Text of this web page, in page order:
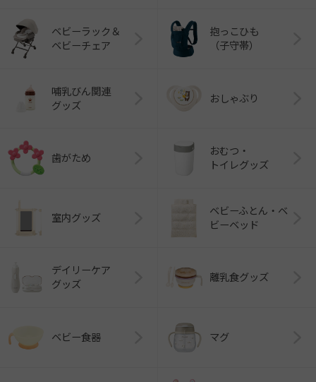
ベビーラック＆
ベビーチェア
抱っこひも
（子守帯）
哺乳びん関連
グッズ
おしゃぶり
歯がため
おむつ・
トイレグッズ
室内グッズ
ベビーふとん・ベ
ビーベッド
デイリーケア
グッズ
離乳食グッズ
ベビー食器 マグ